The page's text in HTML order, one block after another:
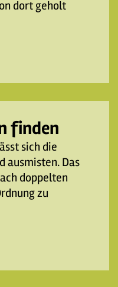
dort geholt
finden
sich die
ausmisten. Das
doppelten
zu